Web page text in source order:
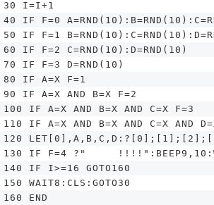
30 I=I+1
40 IF F=0
50 IF F=1
60 IF F=2 C=RND(10):D=RND(10)
70 IF F=3 D=RND(10)
80 IF A=X F=1
90 IF A=X AND B=X F=2
100 IF A=X AND B=X AND C=X F=3
110 IF A=X AND B=X AND C=X AND
120
130 IF F=4 ?"
140 IF I>=16 GOTO160
150 WAIT8:CLS:GOTO30
160 END